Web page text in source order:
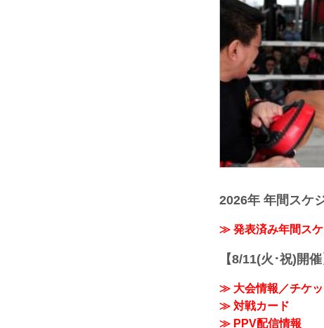
2026年 年間スケ
≫ 発表済み年間ス
【8/11(火･祝)開
≫ 大会情報／チケッ
≫ 対戦カード
≫ PPV配信情報